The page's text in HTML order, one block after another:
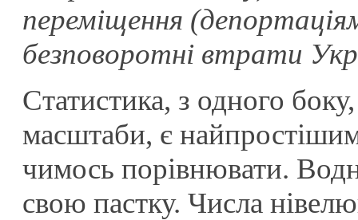
переміщення
безповоротні втрати
Статистика, з одного
масштаби, є
чимось порівнювати.
свою пастку. Числа